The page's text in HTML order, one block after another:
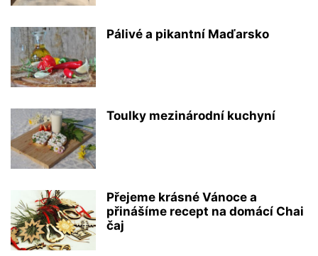
Pálivé a pikantní Maďarsko
Toulky mezinárodní kuchyní
Přejeme krásné Vánoce a
přinášíme recept na domácí Chai
čaj